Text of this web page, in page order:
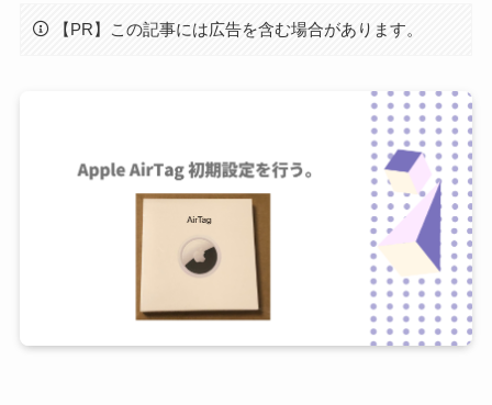
【PR】この記事には広告を含む場合があります。